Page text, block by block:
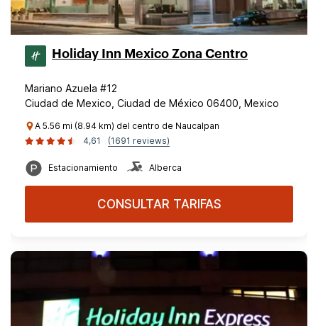
Holiday Inn Mexico Zona Centro
Mariano Azuela #12
Ciudad de Mexico, Ciudad de México 06400, Mexico
A 5.56 mi (8.94 km) del centro de Naucalpan
4,61
(1691 reviews)
Estacionamiento Alberca
CONSULTAR TARIFAS